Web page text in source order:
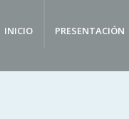
INICIO PRESENTACIÓN